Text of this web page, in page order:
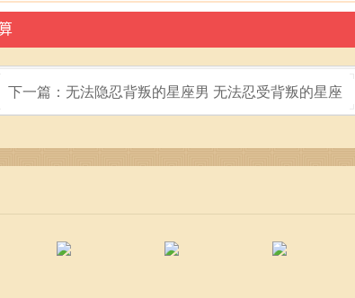
下一篇：无法隐忍背叛的星座男 无法忍受背叛的星座